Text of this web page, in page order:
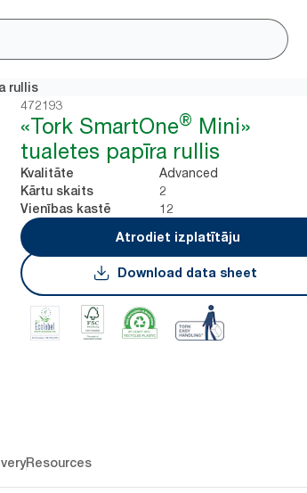
rullis
472193
«Tork SmartOne® Mini»
tualetes papīra rullis
Kvalitāte Advanced
Kārtu skaits 2
Vienības kastē
12
Atrodiet izplatītāju
Download data sheet
Resources